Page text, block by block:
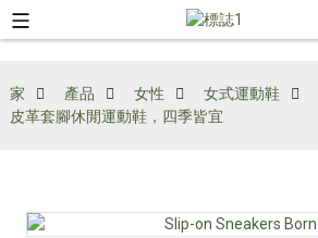
家 產品 女性 女式運動鞋
皮革套腳休閒運動鞋，四季皆宜